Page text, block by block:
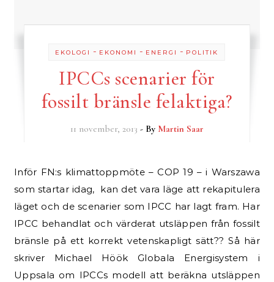
EKOLOGI - EKONOMI - ENERGI - POLITIK
IPCCs scenarier för
fossilt bränsle felaktiga?
11 november, 2013 - By Martin Saar
Inför FN:s klimattoppmöte – COP 19 – i Warszawa
som startar idag, kan det vara läge att rekapitulera
läget och de scenarier som IPCC har lagt fram. Har
IPCC behandlat och värderat utsläppen från fossilt
bränsle på ett korrekt vetenskapligt sätt?? Så här
skriver Michael Höök Globala Energisystem i
Uppsala om IPCCs modell att beräkna utsläppen